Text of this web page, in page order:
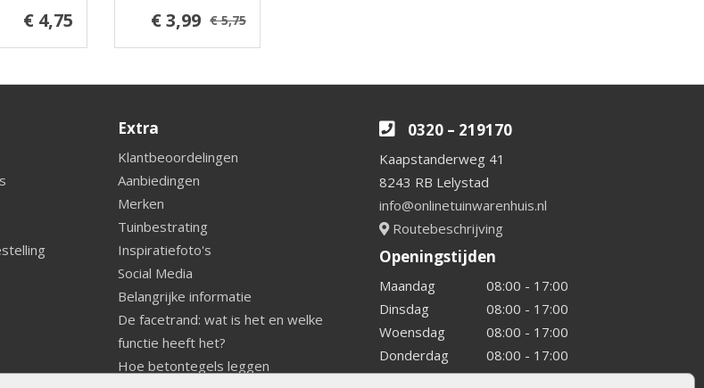
€ 4,75 € 3,99 € 5,75
Extra
Klantbeoordelingen
Aanbiedingen
Merken
Tuinbestrating
Inspiratiefoto's
Social Media
Belangrijke informatie
De facetrand: wat is het en welke
functie heeft het?
Hoe betontegels leggen
0320 – 219170
Kaapstanderweg 41
8243 RB Lelystad
info@onlinetuinwarenhuis.nl
Routebeschrijving
Openingstijden
Maandag
08:00 - 17:00
Dinsdag
08:00 - 17:00
Woensdag
08:00 - 17:00
Donderdag
08:00 - 17:00
Vrijdag
08:00 - 17:00